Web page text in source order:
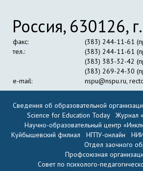
Россия, 630126,
факс:
(383) 244-11-61
тел.:
(383) 244-11-61
(383) 383-32-42
(383) 269-24-30
e-mail:
nspu@nspu.ru,
Сведения об образовательной
Science for Education Today
Журнал
Научно-образовательный центр
Куйбышевский филиал
НГПУ-онлайн
Отдел заочного
Профсоюзная
Совет по психолого-